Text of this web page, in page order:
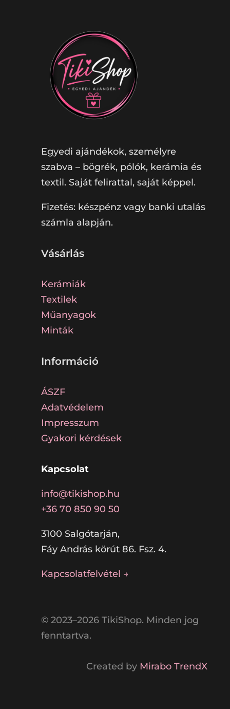
Egyedi ajándékok, személyre
szabva – bögrék, pólók, kerámia és
textil. Saját felirattal, saját képpel.
Fizetés: készpénz vagy banki utalás
számla alapján.
Vásárlás
Kerámiák
Textilek
Műanyagok
Minták
Információ
ÁSZF
Adatvédelem
Impresszum
Gyakori kérdések
Kapcsolat
info@tikishop.hu
+36 70 850 90 50
3100 Salgótarján,
Fáy András körút 86. Fsz. 4.
Kapcsolatfelvétel →
© 2023–2026 TikiShop. Minden jog
fenntartva.
Created by Mirabo TrendX